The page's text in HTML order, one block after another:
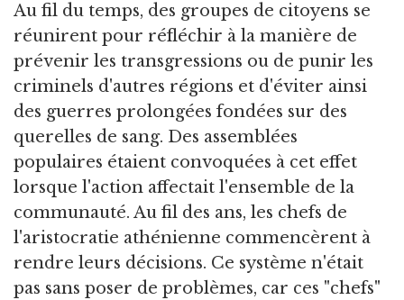
Au fil du temps, des groupes de citoyens se
réunirent pour réfléchir à la manière de
prévenir les transgressions ou de punir les
criminels d'autres régions et d'éviter ainsi
des guerres prolongées fondées sur des
querelles de sang. Des assemblées
populaires étaient convoquées à cet effet
lorsque l'action affectait l'ensemble de la
communauté. Au fil des ans, les chefs de
l'aristocratie athénienne commencèrent à
rendre leurs décisions. Ce système n'était
pas sans poser de problèmes, car ces "chefs"